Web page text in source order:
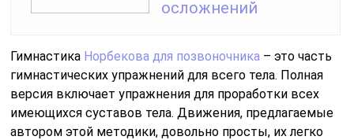
осложнений
Гимнастика Норбекова для позвоночника – это часть
гимнастических упражнений для всего тела. Полная
версия включает упражнения для проработки всех
имеющихся суставов тела. Движения, предлагаемые
автором этой методики, довольно просты, их легко